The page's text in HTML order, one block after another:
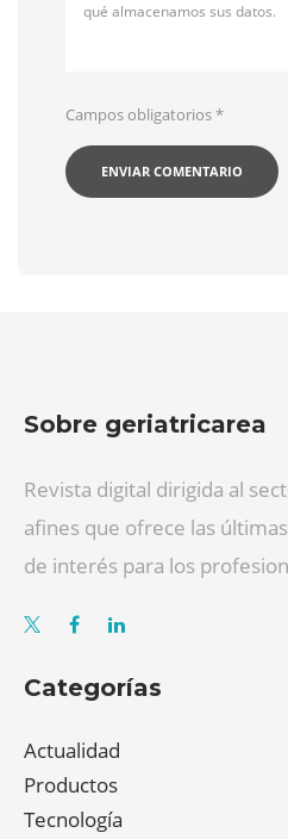
qué almacenamos sus datos.
Campos obligatorios*
Sobre geriatricarea
Revista digital dirigida al
afines que ofrece las
de interés para los
Categorías
Actualidad
Productos
Tecnología